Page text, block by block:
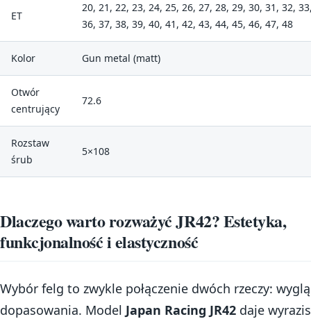
ET
20, 21, 22, 23, 24, 25, 26, 27, 28, 29, 30, 31, 32,
36, 37, 38, 39, 40, 41, 42, 43, 44, 45, 46, 47, 48
Kolor Gun metal (matt)
Otwór
centrujący
72.6
Rozstaw
śrub
5×108
Dlaczego warto rozważyć JR42? Estetyka,
funkcjonalność i elastyczność
Wybór felg to zwykle połączenie dwóch rzeczy:
dopasowania. Model Japan Racing JR42 daje